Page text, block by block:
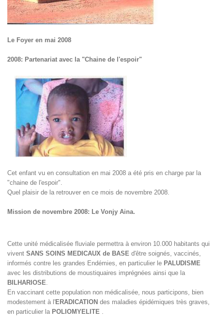
Le Foyer en mai 2008
2008: Partenariat avec la "Chaine de l'espoir"
Cet enfant vu en consultation en mai 2008 a été pris en charge par la
"chaine de l'espoir".
Quel plaisir de la retrouver en ce mois de novembre 2008.
Mission de novembre 2008: Le Vonjy Aina.
Cette unité médicalisée fluviale permettra à environ 10.000 habitants qui
vivent SANS SOINS MEDICAUX de BASE d'être soignés, vaccinés,
informés contre les grandes Endémies, en particulier le PALUDISME
avec les distributions de moustiquaires imprégnées ainsi que la
BILHARIOSE
En vaccinant cette population non médicalisée, nous participons, bien
modestement à l'ERADICATION des maladies épidémiques très graves,
en particulier la POLIOMYELITE